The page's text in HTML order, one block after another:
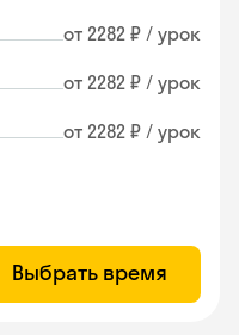
от 2282 ₽ / урок
от 2282 ₽ / урок
от 2282 ₽ / урок
Выбрать время